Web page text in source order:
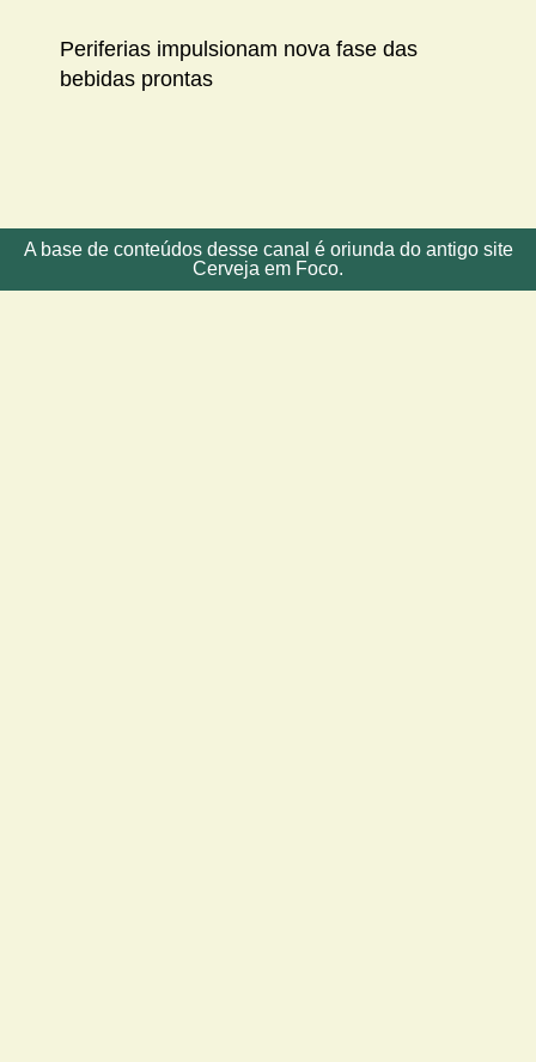
Periferias impulsionam nova fase das
bebidas prontas
A base de conteúdos desse canal é oriunda do antigo site
Cerveja em Foco.